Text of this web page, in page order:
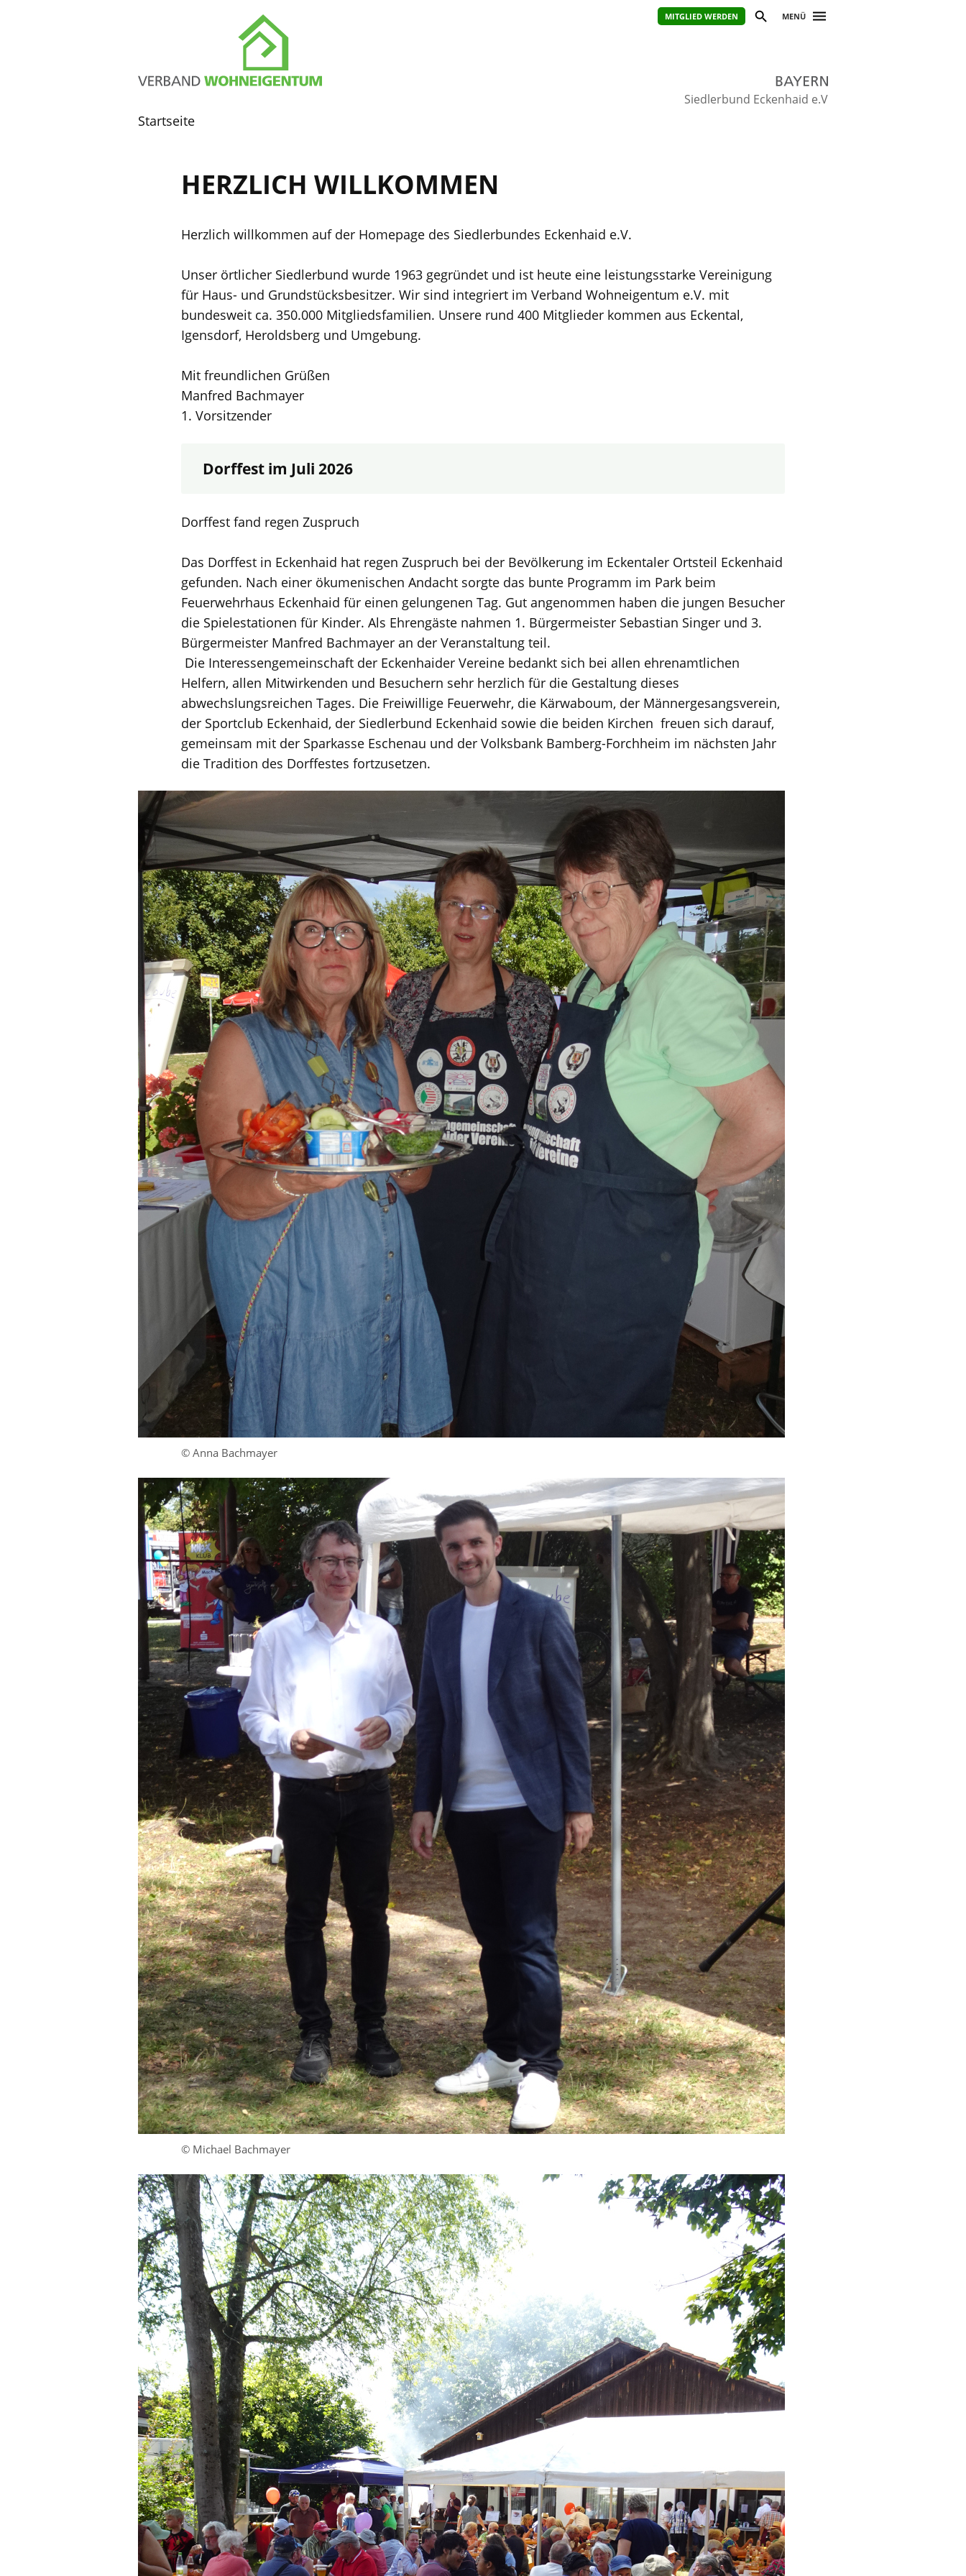
MITGLIED WERDEN MENÜ
Siedlerbund Eckenhaid e.V
Startseite
HERZLICH WILLKOMMEN
Herzlich willkommen auf der Homepage des Siedlerbundes Eckenhaid e.V.
Unser örtlicher Siedlerbund wurde 1963 gegründet und ist heute eine leistungsstarke Vereinigung
für Haus- und Grundstücksbesitzer. Wir sind integriert im Verband Wohneigentum e.V. mit
bundesweit ca. 350.000 Mitgliedsfamilien. Unsere rund 400 Mitglieder kommen aus Eckental,
Igensdorf, Heroldsberg und Umgebung.
Mit freundlichen Grüßen
Manfred Bachmayer
1. Vorsitzender
Dorffest im Juli 2026
Dorffest fand regen Zuspruch
Das Dorffest in Eckenhaid hat regen Zuspruch bei der Bevölkerung im Eckentaler Ortsteil Eckenhaid
gefunden. Nach einer ökumenischen Andacht sorgte das bunte Programm im Park beim
Feuerwehrhaus Eckenhaid für einen gelungenen Tag. Gut angenommen haben die jungen Besucher
die Spielestationen für Kinder. Als Ehrengäste nahmen 1. Bürgermeister Sebastian Singer und 3.
Bürgermeister Manfred Bachmayer an der Veranstaltung teil.
Die Interessengemeinschaft der Eckenhaider Vereine bedankt sich bei allen ehrenamtlichen
Helfern, allen Mitwirkenden und Besuchern sehr herzlich für die Gestaltung dieses
abwechslungsreichen Tages. Die Freiwillige Feuerwehr, die Kärwaboum, der Männergesangsverein,
der Sportclub Eckenhaid, der Siedlerbund Eckenhaid sowie die beiden Kirchen freuen sich darauf,
gemeinsam mit der Sparkasse Eschenau und der Volksbank Bamberg-Forchheim im nächsten Jahr
die Tradition des Dorffestes fortzusetzen.
© Anna Bachmayer
© Michael Bachmayer